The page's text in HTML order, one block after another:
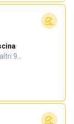
·
9…